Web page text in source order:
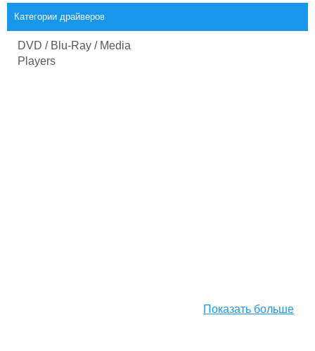
Категории драйверов
DVD / Blu-Ray / Media
Players
Показать больше